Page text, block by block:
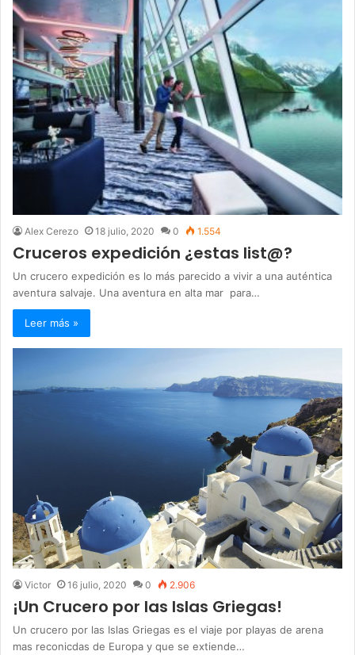
Alex Cerezo 18 julio, 2020 0 1.554
Cruceros expedición ¿estas list@?
Un crucero expedición es lo más parecido a vivir a una auténtica
aventura salvaje. Una aventura en alta mar para…
Leer más »
Victor 16 julio, 2020 0 2.906
¡Un Crucero por las Islas Griegas!
Un crucero por las Islas Griegas es el viaje por playas de arena
mas reconicdas de Europa y que se extiende…